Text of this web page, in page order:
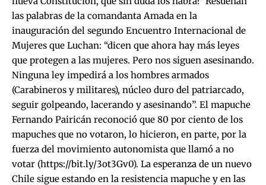
las palabras de la comandanta Amada en la
inauguración del segundo Encuentro Internacional de
Mujeres que Luchan: “dicen que ahora hay más leyes
que protegen a las mujeres. Pero nos siguen asesinando.
Ninguna ley impedirá a los hombres armados
(Carabineros y militares), núcleo duro del patriarcado,
seguir golpeando, lacerando y asesinando”. El mapuche
Fernando Pairicán reconoció que 80 por ciento de los
mapuches que no votaron, lo hicieron, en parte, por la
fuerza del movimiento autonomista que llamó a no
votar (https://bit.ly/3ot3Gv0). La esperanza de un nuevo
Chile sigue estando en la resistencia mapuche y en las